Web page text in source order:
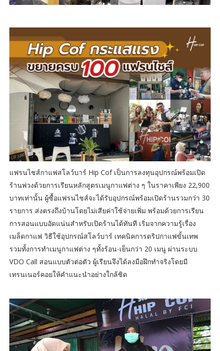
แฟรนไชส์กาแฟสโลว์บาร์ Hip Cof เป็นการลงทุนอุปกรณ์พร้อมเปิด
ร้านพ่วงด้วยการเรียนหลักสูตรเมนูกาแฟต่าง ๆ ในราคาเพียง 22,900
บาทเท่านั้น ผู้ซื้อแฟรนไชส์จะได้รับอุปกรณ์พร้อมเปิดร้านรวมกว่า 30
รายการ ส่งตรงถึงบ้านโดยไม่เสียค่าใช้จ่ายเพิ่ม พร้อมด้วยการเรียน
การสอนแบบอัดแน่นสำหรับเปิดร้านได้ทันที เริ่มจากความรู้เรื่อง
เมล็ดกาแฟ วิธีใช้อุปกรณ์สโลว์บาร์ เทคนิคการดริปกาแฟขั้นเทพ
รวมทั้งการทำเมนูกาแฟต่าง ๆทั้งร้อน-เย็นกว่า 20 เมนู ผ่านระบบ
VDO Call สอนแบบตัวต่อตัว ผู้เรียนจึงได้ลงมือฝึกทำจริงโดยมี
เทรนเนอร์คอยให้คำแนะนำอย่างใกล้ชิด